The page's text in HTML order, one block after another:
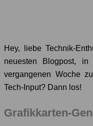
Hey, liebe Technik-
neuesten Blogpost,
vergangenen Woche
Tech-Input? Dann los!
Grafikkarten-